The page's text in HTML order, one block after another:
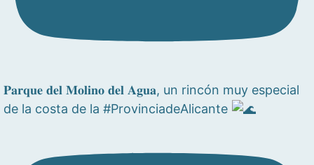
𝐏𝐚𝐫𝐪𝐮𝐞 𝐝𝐞𝐥 𝐌𝐨𝐥𝐢𝐧𝐨 𝐝𝐞𝐥 𝐀𝐠𝐮𝐚, un rincón muy especial
de la costa de la #ProvinciadeAlicante